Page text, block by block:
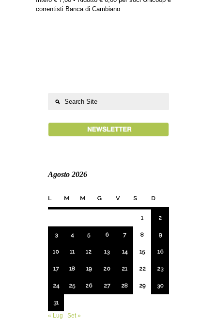
correntisti Banca di Cambiano
Agosto 2026
L M M G V S D
1 2
3 4 5 6 7 8 9
10 11 12 13 14 15 16
17 18 19 20 21 22 23
24 25 26 27 28 29 30
31
« Lug
Set »